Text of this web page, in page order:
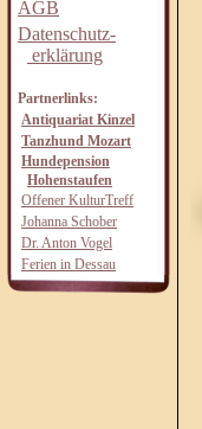
AGB
Datenschutz-
erklärung
Partnerlinks:
Antiquariat Kinzel
Tanzhund Mozart
Hundepension
Hohenstaufen
Offener KulturTreff
Johanna Schober
Dr. Anton Vogel
Ferien in Dessau